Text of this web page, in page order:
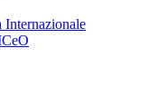
Internazionale